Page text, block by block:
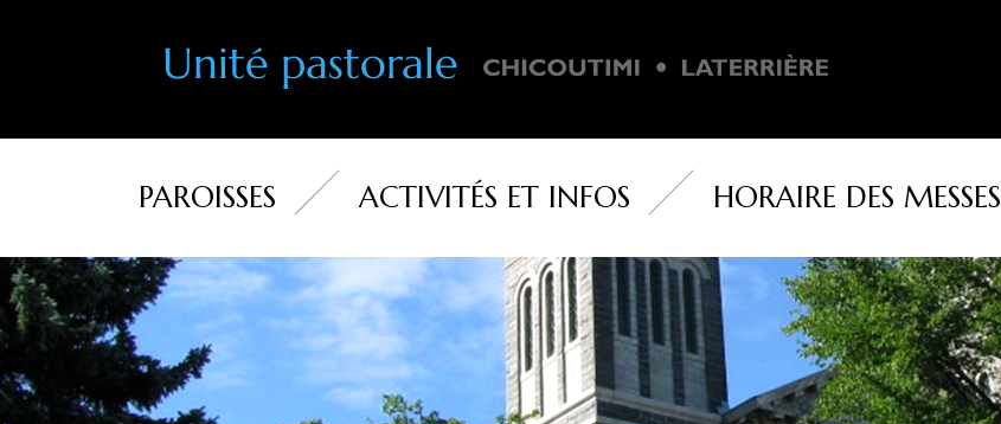
PAROISSES ACTIVITÉS ET INFOS HORAIRE DES MESSES